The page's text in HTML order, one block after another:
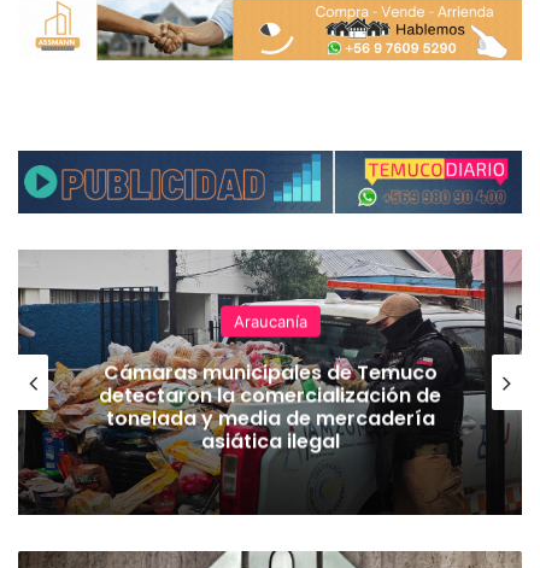
Araucanía
Cámaras municipales de Temuco
detectaron la comercialización de
tonelada y media de mercadería
asiática ilegal